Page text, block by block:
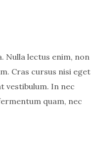
Nulla lectus enim, non
Cras cursus nisi eget
vestibulum. In nec
quam, nec